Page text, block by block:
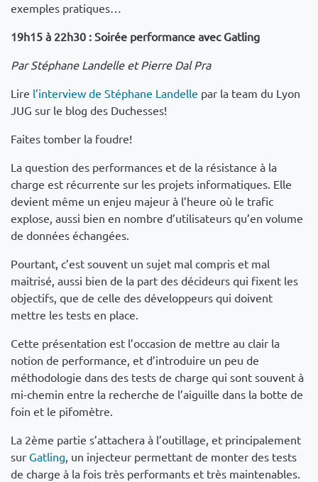
exemples pratiques…
19h15 à 22h30 : Soirée performance avec Gatling
Par Stéphane Landelle et Pierre Dal Pra
Lire l’interview de Stéphane Landelle par la team du Lyon
JUG sur le blog des Duchesses!
Faites tomber la foudre!
La question des performances et de la résistance à la
charge est récurrente sur les projets informatiques. Elle
devient même un enjeu majeur à l’heure où le trafic
explose, aussi bien en nombre d’utilisateurs qu’en volume
de données échangées.
Pourtant, c’est souvent un sujet mal compris et mal
maitrisé, aussi bien de la part des décideurs qui fixent les
objectifs, que de celle des développeurs qui doivent
mettre les tests en place.
Cette présentation est l’occasion de mettre au clair la
notion de performance, et d’introduire un peu de
méthodologie dans des tests de charge qui sont souvent à
mi-chemin entre la recherche de l’aiguille dans la botte de
foin et le pifomètre.
La 2ème partie s’attachera à l’outillage, et principalement
sur Gatling, un injecteur permettant de monter des tests
de charge à la fois très performants et très maintenables.